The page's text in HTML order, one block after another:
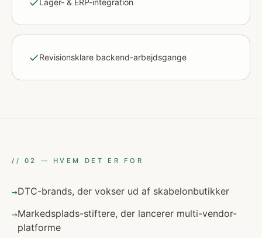
Lager- & ERP-integration
Revisionsklare backend-arbejdsgange
// 02 — HVEM DET ER FOR
→DTC-brands, der vokser ud af skabelonbutikker
→Markedsplads-stiftere, der lancerer multi-vendor-
platforme